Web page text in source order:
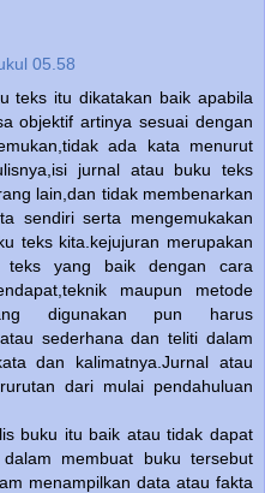
05.58
teks itu dikatakan baik apabila
objektif artinya sesuai dengan
ada kata menurut
jurnal atau buku teks
lain,dan tidak membenarkan
sendiri serta mengemukakan
teks kita.kejujuran merupakan
yang baik dengan cara
maupun metode
digunakan pun harus
sederhana dan teliti dalam
dan kalimatnya.Jurnal atau
dari mulai pendahuluan
buku itu baik atau tidak dapat
membuat buku tersebut
menampilkan data atau fakta